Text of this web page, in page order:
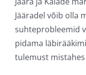
Jääradel võib olla
suhteprobleemid
pidama
tulemust